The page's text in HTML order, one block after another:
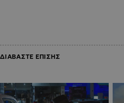
ΔΙΑΒΑΣΤΕ ΕΠΙΣΗΣ